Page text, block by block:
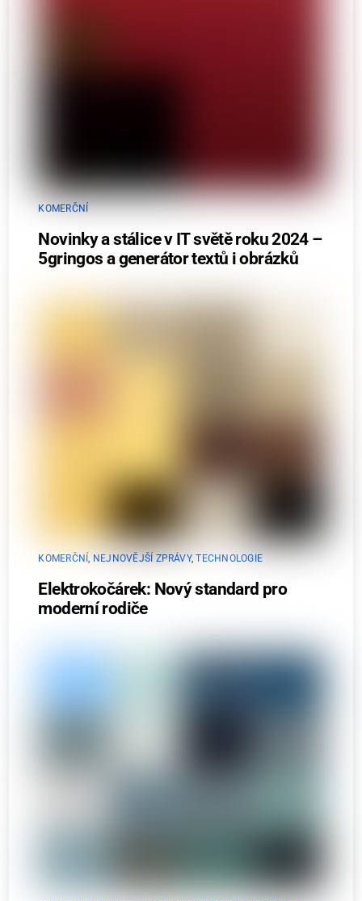
KOMERČNÍ
Novinky a stálice v IT světě roku 2024 –
5gringos a generátor textů i obrázků
KOMERČNÍ NEJNOVĚJŠÍ ZPRÁVY,TECHNOLOGIE
Elektrokočárek: Nový standard pro
moderní rodiče